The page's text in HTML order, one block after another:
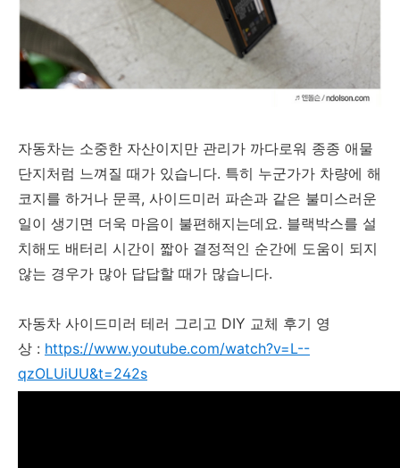
자동차는 소중한 자산이지만 관리가 까다로워 종종 애물
단지처럼 느껴질 때가 있습니다. 특히 누군가가 차량에 해
코지를 하거나 문콕, 사이드미러 파손과 같은 불미스러운
일이 생기면 더욱 마음이 불편해지는데요. 블랙박스를 설
치해도 배터리 시간이 짧아 결정적인 순간에 도움이 되지
않는 경우가 많아 답답할 때가 많습니다.
자동차 사이드미러 테러 그리고 DIY 교체 후기 영
상 : https://www.youtube.com/watch?v=L--
qzOLUiUU&t=242s